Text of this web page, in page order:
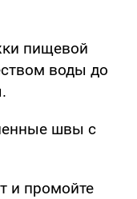
пищевой
воды до
швы с
и промойте